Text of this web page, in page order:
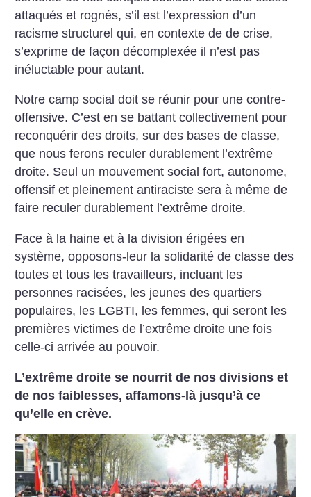
attaqués et rognés, s’il est l’expression d’un
racisme structurel qui, en contexte de de crise,
s’exprime de façon décomplexée il n’est pas
inéluctable pour autant.
Notre camp social doit se réunir pour une contre-
offensive. C’est en se battant collectivement pour
reconquérir des droits, sur des bases de classe,
que nous ferons reculer durablement l’extrême
droite. Seul un mouvement social fort, autonome,
offensif et pleinement antiraciste sera à même de
faire reculer durablement l’extrême droite.
Face à la haine et à la division érigées en
système, opposons-leur la solidarité de classe des
toutes et tous les travailleurs, incluant les
personnes racisées, les jeunes des quartiers
populaires, les LGBTI, les femmes, qui seront les
premières victimes de l’extrême droite une fois
celle-ci arrivée au pouvoir.
L’extrême droite se nourrit de nos divisions et
de nos faiblesses, affamons-là jusqu’à ce
qu’elle en crève.